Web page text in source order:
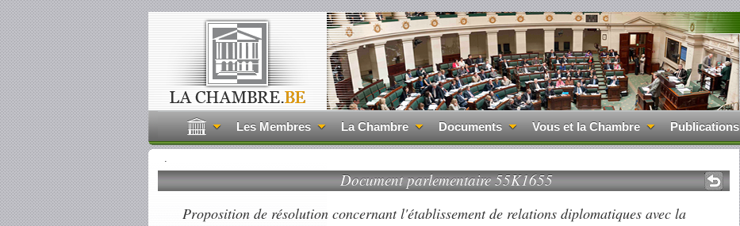
Les Membres La Chambre Documents Vous et la Chambre Publications
.
Document parlementaire 55K1655
Proposition de résolution concernant l'établissement de relations diplomatiques avec la